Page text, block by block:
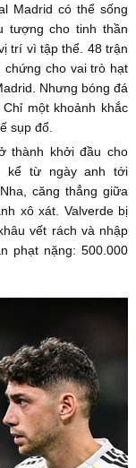
Madrid có thể sống
tượng cho tinh thần
trí vì tập thể. 48 trận
chứng cho vai trò hạt
Nhưng bóng đá
một khoảnh khắc
sụp đổ.
thành khởi đầu cho
kể từ ngày anh tới
căng thẳng giữa
xô xát. Valverde bị
vết rách và nhập
phạt nặng: 500.000